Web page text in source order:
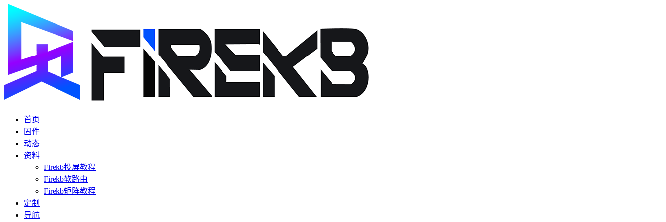
首页
固件
动态
资料
Firekb投屏教程
Firekb软路由
Firekb矩阵教程
定制
导航